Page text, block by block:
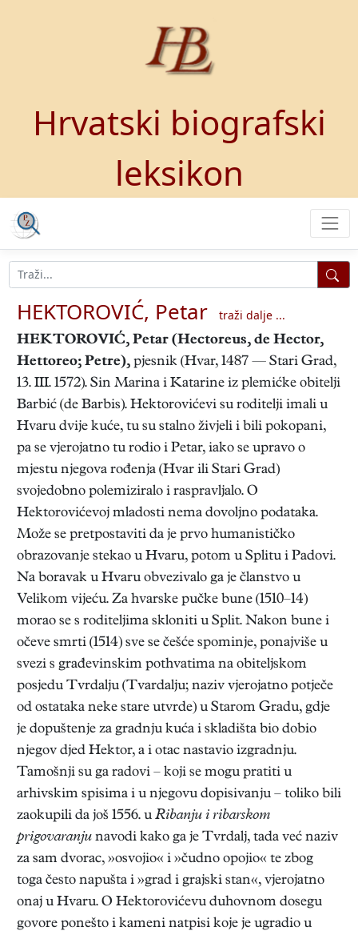
Hrvatski biografski
leksikon
HEKTOROVIĆ, Petar
traži dalje ...
HEKTOROVIĆ, Petar (Hectoreus, de Hector,
Hettoreo; Petre), pjesnik (Hvar, 1487 — Stari Grad,
13. III. 1572). Sin Marina i Katarine iz plemićke obitelji
Barbić (de Barbis). Hektorovićevi su roditelji imali u
Hvaru dvije kuće, tu su stalno živjeli i bili pokopani,
pa se vjerojatno tu rodio i Petar, iako se upravo o
mjestu njegova rođenja (Hvar ili Stari Grad)
svojedobno polemiziralo i raspravljalo. O
Hektorovićevoj mladosti nema dovoljno podataka.
Može se pretpostaviti da je prvo humanističko
obrazovanje stekao u Hvaru, potom u Splitu i Padovi.
Na boravak u Hvaru obvezivalo ga je članstvo u
Velikom vijeću. Za hvarske pučke bune (1510–14)
morao se s roditeljima skloniti u Split. Nakon bune i
očeve smrti (1514) sve se češće spominje, ponajviše u
svezi s građevinskim pothvatima na obiteljskom
posjedu Tvrdalju (Tvardalju; naziv vjerojatno potječe
od ostataka neke stare utvrde) u Starom Gradu, gdje
je dopuštenje za gradnju kuća i skladišta bio dobio
njegov djed Hektor, a i otac nastavio izgradnju.
Tamošnji su ga radovi – koji se mogu pratiti u
arhivskim spisima i u njegovu dopisivanju – toliko bili
zaokupili da još 1556. u Ribanju i ribarskom
prigovaranju navodi kako ga je Tvrdalj, tada već naziv
za sam dvorac, »osvojio« i »čudno opojio« te zbog
toga često napušta i »grad i grajski stan«, vjerojatno
onaj u Hvaru. O Hektorovićevu duhovnom dosegu
govore ponešto i kameni natpisi koje je ugradio u